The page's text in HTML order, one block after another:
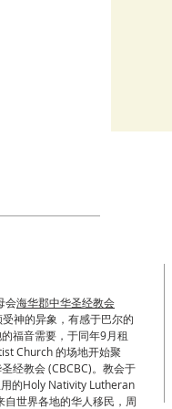
会海华郡中华圣经教会
神的异象，有感于巴尔的
福音需要，于同年9月租
Church 的场地开始聚
经教会 (CBCBC)。教会于
的Holy Nativity Lutheran
世界各地的华人移民，周